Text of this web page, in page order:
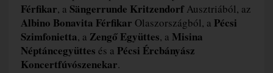
Férfikar, a Sängerrunde KritzendorfAusztriából, az
Albino Bonavita Férfikar Olaszországból, a Pécsi
Szimfonietta, a Zengő Együttes, a Misina
Néptáncegyüttes és a Pécsi Ércbányász
Koncertfúvószenekar.